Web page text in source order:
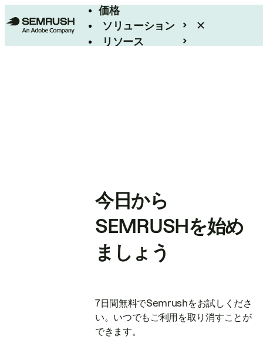
価格
ソリューション
リソース
今日から
SEMRUSHを始め
ましょう
7日間無料でSemrushをお試しくださ
い。いつでもご利用を取り消すことが
できます。